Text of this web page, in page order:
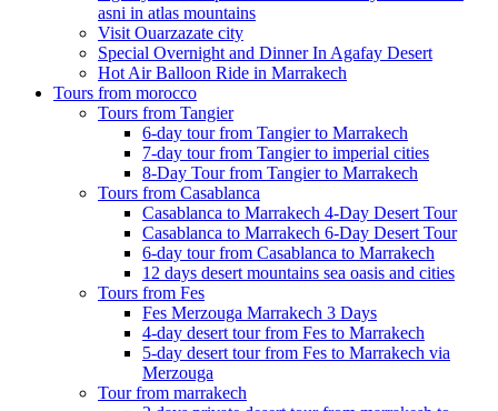
asni in atlas mountains
Visit Ouarzazate city
Special Overnight and Dinner In Agafay Desert
Hot Air Balloon Ride in Marrakech
Tours from morocco
Tours from Tangier
6-day tour from Tangier to Marrakech
7-day tour from Tangier to imperial cities
8-Day Tour from Tangier to Marrakech
Tours from Casablanca
Casablanca to Marrakech 4-Day Desert Tour
Casablanca to Marrakech 6-Day Desert Tour
6-day tour from Casablanca to Marrakech
12 days desert mountains sea oasis and cities
Tours from Fes
Fes Merzouga Marrakech 3 Days
4-day desert tour from Fes to Marrakech
5-day desert tour from Fes to Marrakech via
Merzouga
Tour from marrakech